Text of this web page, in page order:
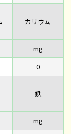
カリウム
mg
0
鉄
mg